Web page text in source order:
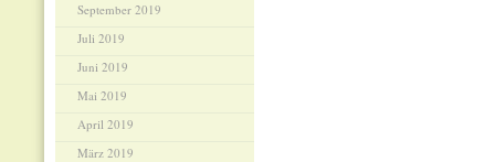
September 2019
Juli 2019
Juni 2019
Mai 2019
April 2019
März 2019